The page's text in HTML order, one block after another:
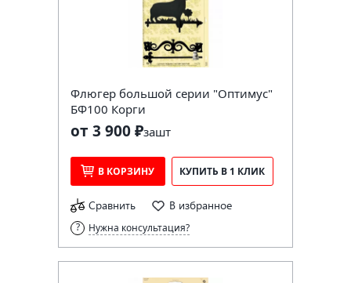
Флюгер большой серии "Оптимус"
БФ100 Корги
от 3 900 ₽зашт
В КОРЗИНУ КУПИТЬ В 1 КЛИК
Сравнить В избранное
Нужна консультация?